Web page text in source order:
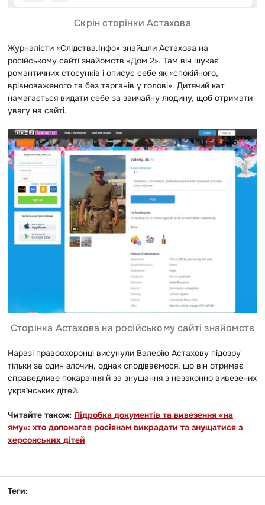
Скрін сторінки Астахова
Журналісти «Слідства.Інфо» знайшли Астахова на
російському сайті знайомств «Дом 2». Там він шукає
романтичних стосунків і описує себе як «спокійного,
врівноваженого та без тарганів у голові». Дитячий кат
намагається видати себе за звичайну людину, щоб отримати
увагу на сайті.
Сторінка Астахова на російському сайті знайомств
Наразі правоохоронці висунули Валерію Астахову підозру
тільки за один злочин, однак сподіваємося, що він отримає
справедливе покарання й за знущання з незаконно вивезених
українських дітей.
Читайте також: Підробка документів та вивезення «на
яму»: хто допомагав росіянам викрадати та знущатися з
херсонських дітей
Теги: